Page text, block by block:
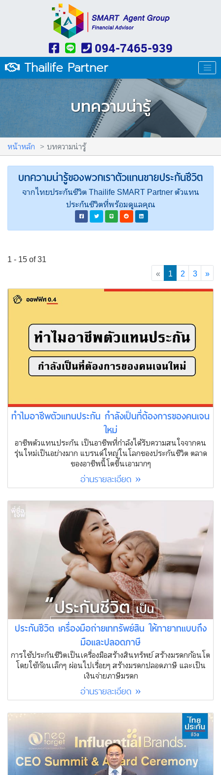
094-7465-939
Thailife Partner
บทความน่ารู้
หน้าหลัก บทความน่ารู้
บทความน่ารู้ของพวกเราตัวแทนขายประกันชีวิต
จากไทยประกันชีวิต Thailife SMART Partner ตัวแทน
ประกันชีวิตที่พร้อมดูแลคุณ
1 - 15 of 31
«
1 (current)
2 3 »
ทำไมอาชีพตัวแทนประกัน กำลังเป็นที่ต้องการของคนเจน
ใหม่
อาชีพตัวแทนประกัน เป็นอาชีพที่กำลังได้รับความสนใจจากคน
รุ่นใหม่เป็นอย่างมาก แบรนด์ใหญ่ในโลกของประกันชีวิต ตลาด
ของอาชีพนี้โตขึ้นเอามากๆ
อ่านรายละเอียด »
ประกันชีวิต เครื่องมือถ่ายเททรัพย์สิน ให้ทายาทแบบถึง
มือและปลอดภาษี
การใช้ประกันชีวิตเป็นเครื่องมือสร้างสินทรัพย์ สร้างมรดกก้อนโต
โดยใช้ก้อนเล็กๆ ผ่อนไปเรื่อยๆ สร้างมรดกปลอดภาษี และเป็น
เงินจ่ายภาษีมรดก
อ่านรายละเอียด »